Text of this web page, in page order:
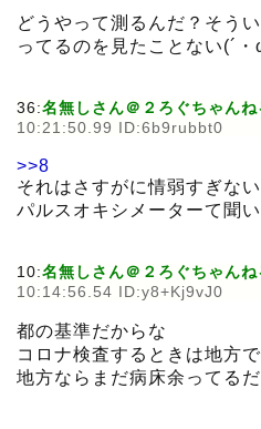
どうやって測るんだ？そう
ってるのを見たことない(´
36:名無しさん＠２ろぐちゃんね
10:21:50.99 ID:6b9rubbt0
>>8
それはさすがに情弱すぎない
パルスオキシメーターて聞
10:名無しさん＠２ろぐちゃんね
10:14:56.54 ID:y8+Kj9vJ0
都の基準だからな
コロナ検査するときは地方
地方ならまだ病床余ってる